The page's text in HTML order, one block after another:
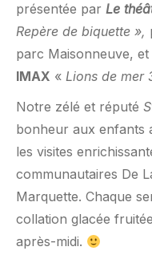
présentée par Le
Repère de biquette »,
parc Maisonneuve,
IMAX « Lions de mer
Notre zélé et réputé
bonheur aux enfants
les visites
communautaires De
Marquette. Chaque
collation glacée
après-midi.